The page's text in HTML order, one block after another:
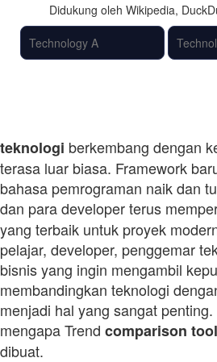
Didukung oleh Wikipedia,
teknologi berkembang dengan
terasa luar biasa. Framework
bahasa pemrograman naik dan
dan para developer terus
yang terbaik untuk proyek
pelajar, developer, penggemar
bisnis yang ingin mengambil
membandingkan teknologi
menjadi hal yang sangat
mengapa Trend comparison tool
dibuat.